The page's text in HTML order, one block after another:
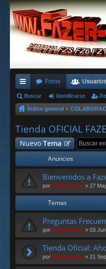
nl
ac
es
rá
Foros Usuarios
Buscar Identificarse
Índice general
Tienda OFICIAL
Nuevo Tema
Anuncios
Bienvenidos a
por Güesmaster » 27
Temas
Preguntas
por Güesmaster » 03
Tienda Oficial:
por Güesmaster » 21